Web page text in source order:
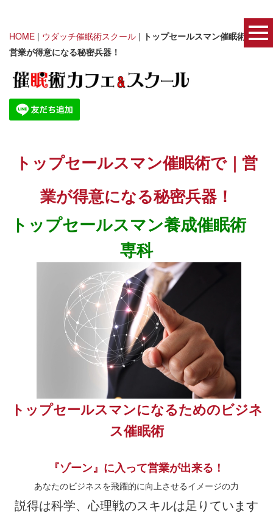
HOME | ウダッチ催眠術スクール | トップセールスマン催眠術で｜
営業が得意になる秘密兵器！
トップセールスマン催眠術で｜営
業が得意になる秘密兵器！
トップセールスマン養成催眠術
専科
トップセールスマンになるためのビジネ
ス催眠術
『ゾーン』に入って営業が出来る！
あなたのビジネスを飛躍的に向上させるイメージの力
説得は科学、心理戦のスキルは足りています